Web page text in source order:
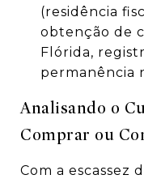
(residência
obtenção de
Flórida,
permanência
Analisando o
Comprar ou
Com a escassez